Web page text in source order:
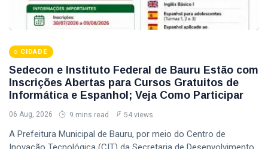
CIDADE
Sedecon e Instituto Federal de Bauru Estão com
Inscrições Abertas para Cursos Gratuitos de
Informática e Espanhol; Veja Como Participar
06 Aug, 2026 9 mins read 54 views
A Prefeitura Municipal de Bauru, por meio do Centro de